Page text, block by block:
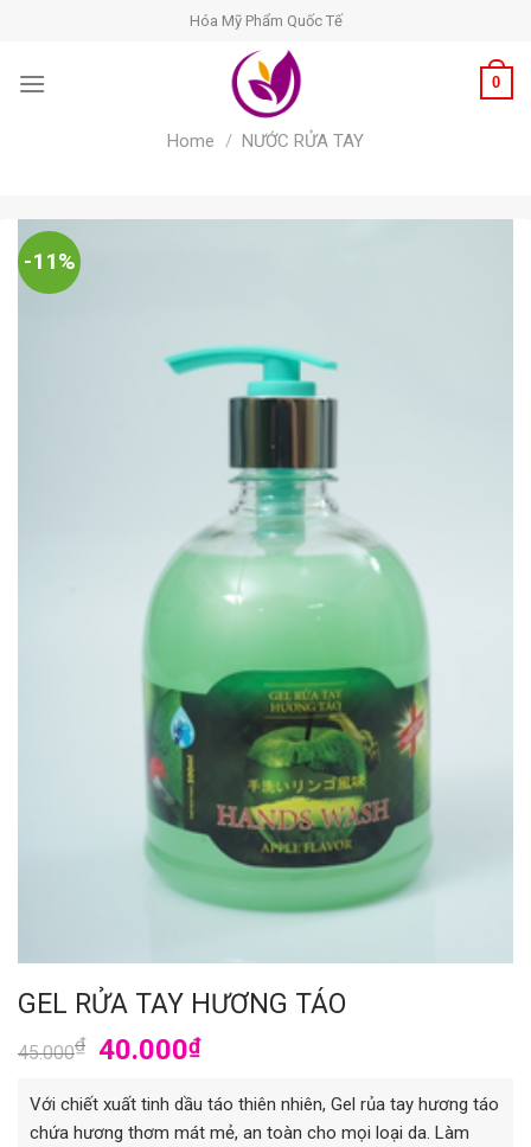
content
Hóa Mỹ Phẩm Quốc Tế
0
Home / NƯỚC RỬA TAY
-11%
GEL RỬA TAY HƯƠNG TÁO
45.000₫ 40.000₫
Với chiết xuất tinh dầu táo thiên nhiên, Gel rủa tay hương táo
chứa hương thơm mát mẻ, an toàn cho mọi loại da. Làm